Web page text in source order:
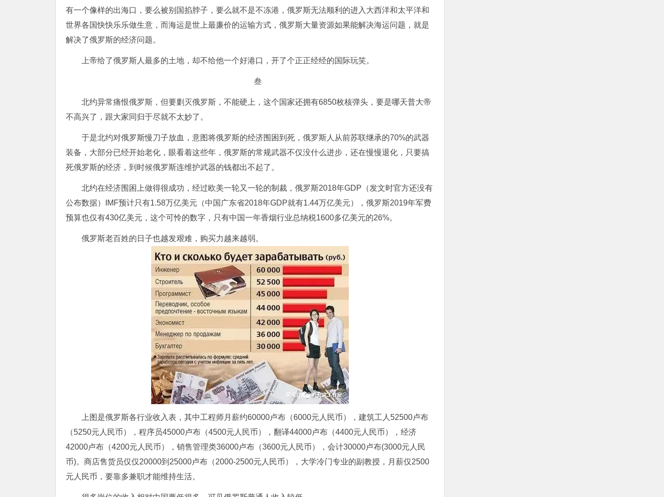
有一个像样的出海口，要么被别国掐脖子，要么就不是不冻港，俄罗斯无法顺利的进入大西洋和太平洋和
世界各国快快乐乐做生意，而海运是世上最廉价的运输方式，俄罗斯大量资源如果能解决海运问题，就是
解决了俄罗斯的经济问题。
上帝给了俄罗斯人最多的土地，却不给他一个好港口，开了个正正经经的国际玩笑。
叁
北约异常痛恨俄罗斯，但要剿灭俄罗斯，不能硬上，这个国家还拥有6850枚核弹头，要是哪天普大帝
不高兴了，跟大家同归于尽就不太妙了。
于是北约对俄罗斯慢刀子放血，意图将俄罗斯的经济围困到死，俄罗斯人从前苏联继承的70%的武器
装备，大部分已经开始老化，眼看着这些年，俄罗斯的常规武器不仅没什么进步，还在慢慢退化，只要搞
死俄罗斯的经济，到时候俄罗斯连维护武器的钱都出不起了。
北约在经济围困上做得很成功，经过欧美一轮又一轮的制裁，俄罗斯2018年GDP（发文时官方还没有
公布数据）IMF预计只有1.58万亿美元（中国广东省2018年GDP就有1.44万亿美元），俄罗斯2019年军费
预算也仅有430亿美元，这个可怜的数字，只有中国一年香烟行业总纳税1600多亿美元的26%。
俄罗斯老百姓的日子也越发艰难，购买力越来越弱。
上图是俄罗斯各行业收入表，其中工程师月薪约60000卢布（6000元人民币），建筑工人52500卢布
（5250元人民币），程序员45000卢布（4500元人民币），翻译44000卢布（4400元人民币），经济
42000卢布（4200元人民币），销售管理类36000卢布（3600元人民币），会计30000卢布(3000元人民
币)。商店售货员仅仅20000到25000卢布（2000-2500元人民币），大学冷门专业的副教授，月薪仅2500
元人民币，要靠多兼职才能维持生活。